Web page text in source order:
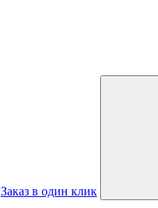
Заказ в один клик